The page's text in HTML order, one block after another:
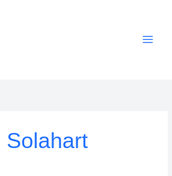
Solahart